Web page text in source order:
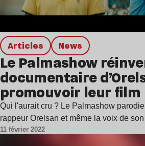
Articles news
Le Palmashow
documentaire
promouvoir leur film
Qui l'aurait cru ? Le Palmashow
rappeur Orelsan et même la voix de
11 février 2022